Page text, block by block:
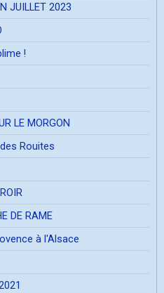
JUILLET 2023
!
LE MORGON
Rouites
DE RAME
à l'Alsace